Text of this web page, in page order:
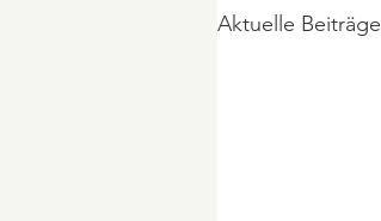
Aktuelle Beiträge